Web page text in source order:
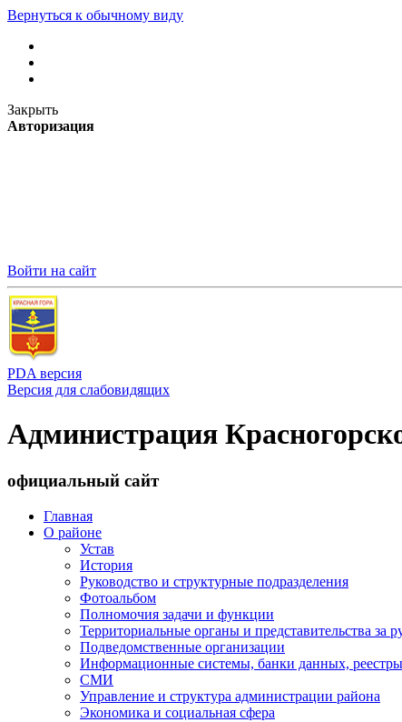
Вернуться к обычному виду
Закрыть
Авторизация
Войти на сайт
PDA версия
Версия для слабовидящих
Администрация
официальный сайт
Главная
О районе
Устав
История
Руководство и структурные подразделения
Фотоальбом
Полномочия задачи и функции
Территориальные органы и представительства за
Подведомственные организации
Информационные системы, банки данных,
СМИ
Управление и структура администрации района
Экономика и социальная сфера